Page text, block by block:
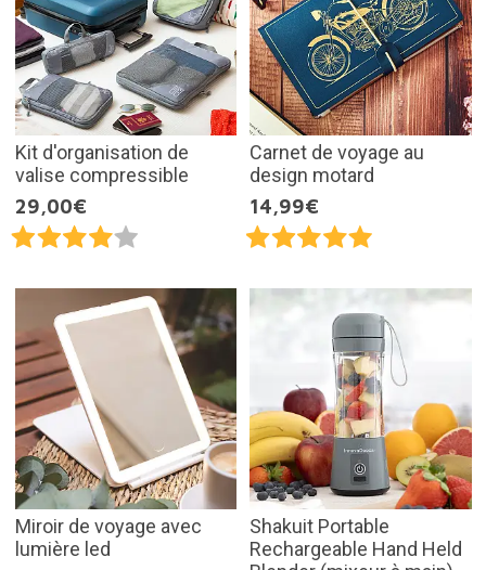
Kit d'organisation de
valise compressible
29,00€
Carnet de voyage au
design motard
14,99€
Miroir de voyage avec
lumière led
Shakuit Portable
Rechargeable Hand Held